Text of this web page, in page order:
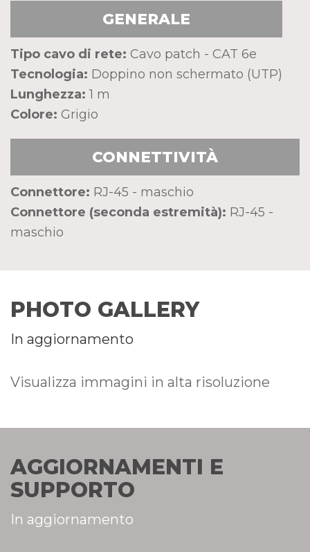
GENERALE
Tipo cavo di rete: Cavo patch - CAT 6e
Tecnologia: Doppino non schermato (UTP)
Lunghezza: 1 m
Colore: Grigio
CONNETTIVITÀ
Connettore: RJ-45 - maschio
Connettore (seconda estremità): RJ-45 -
maschio
PHOTO GALLERY
In aggiornamento
Visualizza immagini in alta risoluzione
AGGIORNAMENTI E
SUPPORTO
In aggiornamento